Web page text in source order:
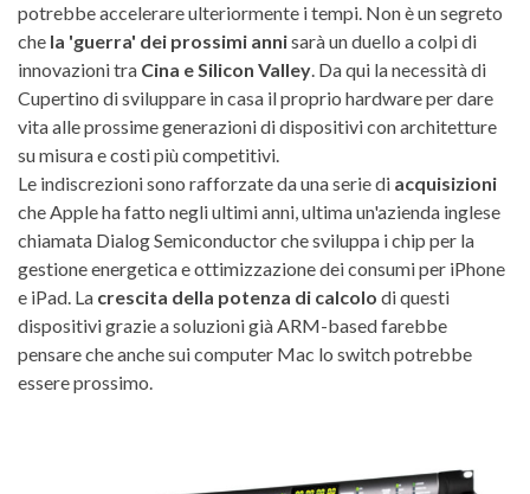
potrebbe accelerare ulteriormente i tempi. Non è un segreto
che la 'guerra' dei prossimi annisarà un duello a colpi di
innovazioni tra Cina e Silicon Valley. Da qui la necessità di
Cupertino di sviluppare in casa il proprio hardware per dare
vita alle prossime generazioni di dispositivi con architetture
su misura e costi più competitivi.
Le indiscrezioni sono rafforzate da una serie di acquisizioni
che Apple ha fatto negli ultimi anni, ultima un'azienda inglese
chiamata Dialog Semiconductor che sviluppa i chip per la
gestione energetica e ottimizzazione dei consumi per iPhone
e iPad. La crescita della potenza di calcolo di questi
dispositivi grazie a soluzioni già ARM-based farebbe
pensare che anche sui computer Mac lo switch potrebbe
essere prossimo.